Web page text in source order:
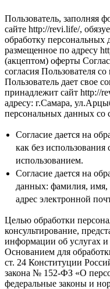
Пользователь, заполняя
сайте http://revi.life/,
обработку
размещенное по адресу
(акцептом) оферты
согласия Пользователя
Пользователь дает свое
принадлежит сайт http://
адресу: г.Самара,
персональных данных
Согласие дается на
как без использования
использованием.
Согласие дается на
данных: фамилия, имя,
адрес электронной
Целью обработки
консультирование,
информации об услугах
Основанием для
ст. 24 Конституции
закона № 152-ФЗ «О
федеральные законы и